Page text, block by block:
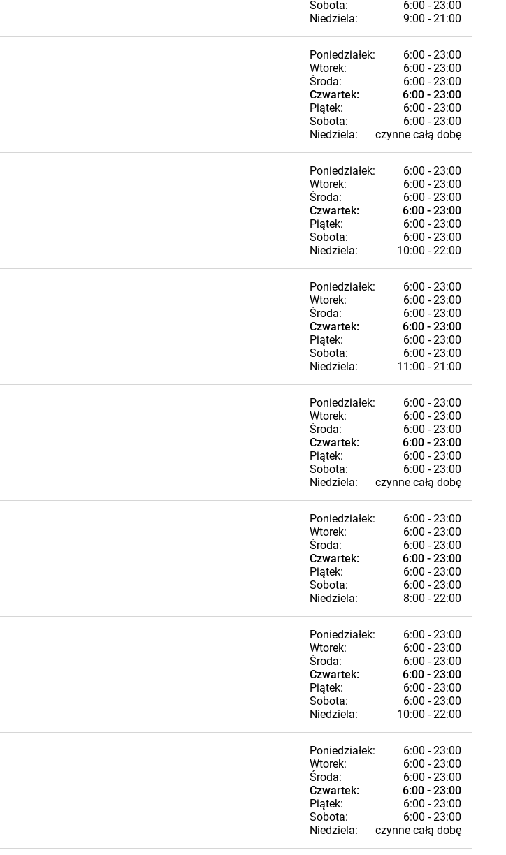
Sobota:
6:00 - 23:00
Niedziela:
9:00 - 21:00
Poniedziałek:
6:00 - 23:00
Wtorek:
6:00 - 23:00
Środa:
6:00 - 23:00
Czwartek:
6:00 - 23:00
Piątek:
6:00 - 23:00
Sobota:
6:00 - 23:00
Niedziela:
czynne całą dobę
Poniedziałek:
6:00 - 23:00
Wtorek:
6:00 - 23:00
Środa:
6:00 - 23:00
Czwartek:
6:00 - 23:00
Piątek:
6:00 - 23:00
Sobota:
6:00 - 23:00
Niedziela:
10:00 - 22:00
Poniedziałek:
6:00 - 23:00
Wtorek:
6:00 - 23:00
Środa:
6:00 - 23:00
Czwartek:
6:00 - 23:00
Piątek:
6:00 - 23:00
Sobota:
6:00 - 23:00
Niedziela:
11:00 - 21:00
Poniedziałek:
6:00 - 23:00
Wtorek:
6:00 - 23:00
Środa:
6:00 - 23:00
Czwartek:
6:00 - 23:00
Piątek:
6:00 - 23:00
Sobota:
6:00 - 23:00
Niedziela:
czynne całą dobę
Poniedziałek:
6:00 - 23:00
Wtorek:
6:00 - 23:00
Środa:
6:00 - 23:00
Czwartek:
6:00 - 23:00
Piątek:
6:00 - 23:00
Sobota:
6:00 - 23:00
Niedziela:
8:00 - 22:00
Poniedziałek:
6:00 - 23:00
Wtorek:
6:00 - 23:00
Środa:
6:00 - 23:00
Czwartek:
6:00 - 23:00
Piątek:
6:00 - 23:00
Sobota:
6:00 - 23:00
Niedziela:
10:00 - 22:00
Poniedziałek:
6:00 - 23:00
Wtorek:
6:00 - 23:00
Środa:
6:00 - 23:00
Czwartek:
6:00 - 23:00
Piątek:
6:00 - 23:00
Sobota:
6:00 - 23:00
Niedziela:
czynne całą dobę